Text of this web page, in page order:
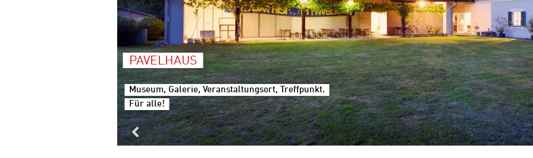
PAVELHAUS
Museum, Galerie, Veranstaltungsort, Treffpunkt.
Für alle!